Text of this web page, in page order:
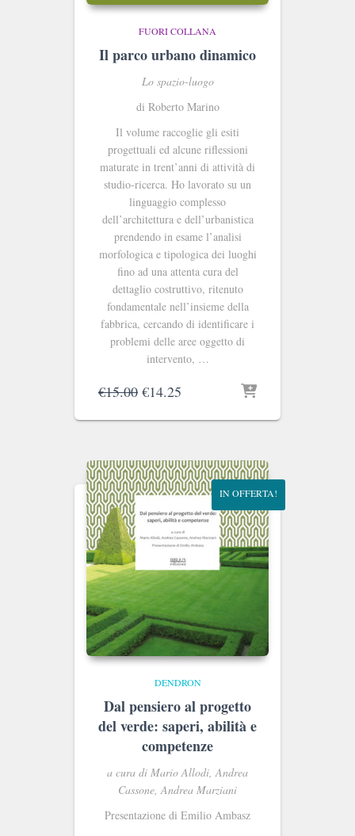
FUORI COLLANA
Il parco urbano dinamico
Lo spazio-luogo
di Roberto Marino
Il volume raccoglie gli esiti
progettuali ed alcune riflessioni
maturate in trent’anni di attività di
studio-ricerca. Ho lavorato su un
linguaggio complesso
dell’architettura e dell’urbanistica
prendendo in esame l’analisi
morfologica e tipologica dei luoghi
fino ad una attenta cura del
dettaglio costruttivo, ritenuto
fondamentale nell’insieme della
fabbrica, cercando di identificare i
problemi delle aree oggetto di
intervento, …
€15.00 Il
originale
€15.00.
€14.25
attuale
€14.25.
IN OFFERTA!
DENDRON
Dal pensiero al progetto
del verde: saperi, abilità e
competenze
a cura di Mario Allodi, Andrea
Cassone, Andrea Marziani
Presentazione di Emilio Ambasz